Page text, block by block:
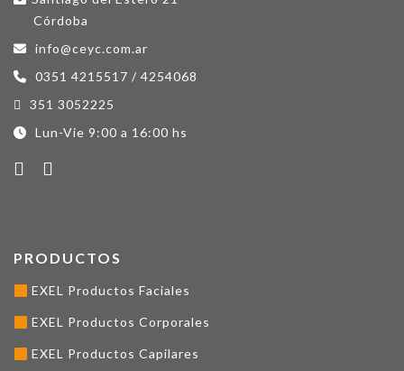
Córdoba
info@ceyc.com.ar
0351 4215517 / 4254068
351 3052225
Lun-Vie 9:00 a 16:00 hs
PRODUCTOS
EXEL Productos Faciales
EXEL Productos Corporales
EXEL Productos Capilares